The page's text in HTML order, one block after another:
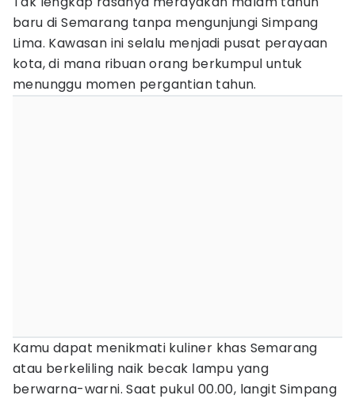
baru di Semarang tanpa mengunjungi Simpang
Lima. Kawasan ini selalu menjadi pusat perayaan
kota, di mana ribuan orang berkumpul untuk
menunggu momen pergantian tahun.
Kamu dapat menikmati kuliner khas Semarang
atau berkeliling naik becak lampu yang
berwarna-warni. Saat pukul 00.00, langit Simpang